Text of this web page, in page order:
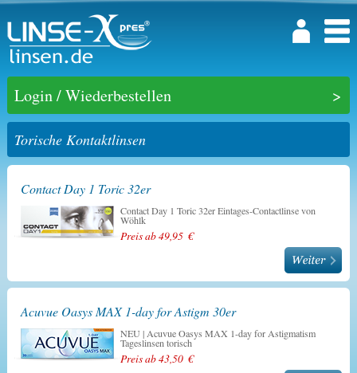
Login / Wiederbestellen
Torische Kontaktlinsen
Contact Day 1 Toric 32er
Contact Day 1 Toric 32er Eintages-Contactlinse von
Wöhlk
Preis ab 49,95 €
Acuvue Oasys MAX 1-day for Astigm 30er
NEU | Acuvue Oasys MAX 1-day for Astigmatism
Tageslinsen torisch
Preis ab 43,50 €